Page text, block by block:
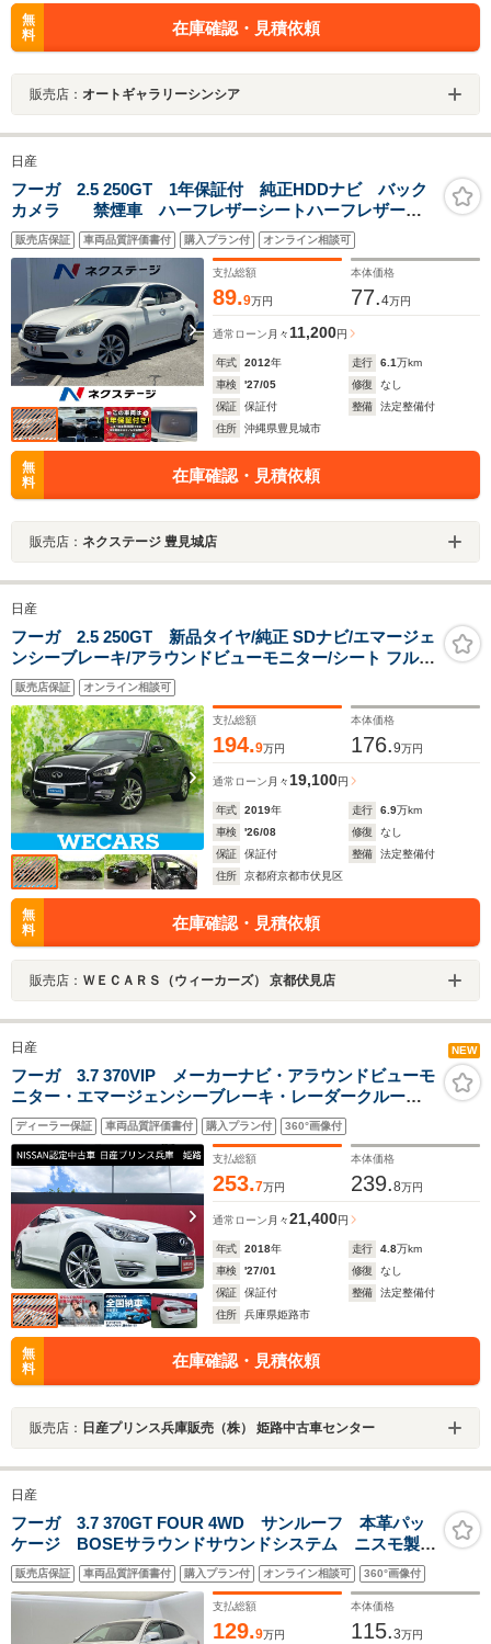
無
料
在庫確認・見積依頼
販売店： オートギャラリーシンシア
日産
フーガ 2.5 250GT 1年保証付 純正HDDナビ バック
カメラ 禁煙車 ハーフレザーシートハーフレザーシ
ート スマートキーHIDヘッド ビルトインETC クルコ
ン 純正18インチアルミ オートライト デュアルエア
販売店保証 車両品質評価書付 購入プラン付 オンライン相談可
支払総額
89.9万円
本体価格
77.4万円
通常ローン 月々11,200円
年式 2012年 走行 6.1万km
車検
'27/05 修復
なし
保証
保証付 整備
法定整備付
住所
沖縄県豊見城市
無
料
在庫確認・見積依頼
販売店： ネクステージ 豊見城店
日産
フーガ 2.5 250GT 新品タイヤ/純正 SDナビ/エマージェ
ンシーブレーキ/アラウンドビューモニター/シート フルレ
ザー/ヘッドランプ LED/ETC/EBD付ABS/横滑り防止装置/
フルセグTV/DVD
販売店保証 オンライン相談可
支払総額
194.9万円
本体価格
176.9万円
通常ローン 月々19,100円
年式 2019年 走行 6.9万km
車検
'26/08 修復
なし
保証
保証付 整備
法定整備付
住所
京都府京都市伏見区
無
料
在庫確認・見積依頼
販売店： ＷＥＣＡＲＳ（ウィーカーズ） 京都伏見店
日産 NEW
フーガ 3.7 370VIP メーカーナビ・アラウンドビューモ
ニター・エマージェンシーブレーキ・レーダークルーズ
コントロール・電動サンシェード・社外ドライブレコー
ダー
ディーラー保証 車両品質評価書付 購入プラン付 360°画像付
支払総額
253.7万円
本体価格
239.8万円
通常ローン 月々21,400円
年式 2018年 走行 4.8万km
車検
'27/01 修復
なし
保証
保証付 整備
法定整備付
住所
兵庫県姫路市
無
料
在庫確認・見積依頼
販売店： 日産プリンス兵庫販売（株） 姫路中古車センター
日産
フーガ 3.7 370GT FOUR 4WD サンルーフ 本革パッ
ケージ BOSEサラウンドサウンドシステム ニスモ製マ
フラー 純正ナビ バックカメラ クルーズコントロー
ル シートエアコン メモリー付パワーシート HIDヘッ
ドライト ETC
販売店保証 車両品質評価書付 購入プラン付 オンライン相談可 360°画像付
支払総額
129.9万円
本体価格
115.3万円